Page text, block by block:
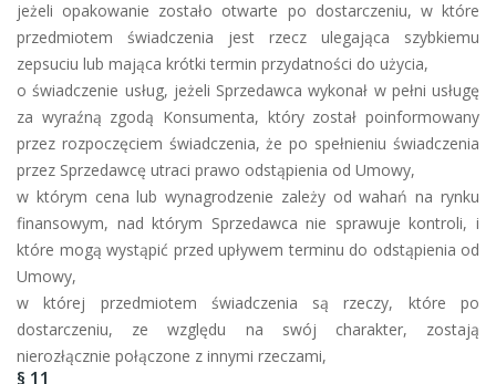
jeżeli opakowanie zostało otwarte po dostarczeniu, w które
przedmiotem świadczenia jest rzecz ulegająca szybkiemu
zepsuciu lub mająca krótki termin przydatności do użycia,
o świadczenie usług, jeżeli Sprzedawca wykonał w pełni usługę
za wyraźną zgodą Konsumenta, który został poinformowany
przez rozpoczęciem świadczenia, że po spełnieniu świadczenia
przez Sprzedawcę utraci prawo odstąpienia od Umowy,
w którym cena lub wynagrodzenie zależy od wahań na rynku
finansowym, nad którym Sprzedawca nie sprawuje kontroli, i
które mogą wystąpić przed upływem terminu do odstąpienia od
Umowy,
w której przedmiotem świadczenia są rzeczy, które po
dostarczeniu, ze względu na swój charakter, zostają
nierozłącznie połączone z innymi rzeczami,
§ 11